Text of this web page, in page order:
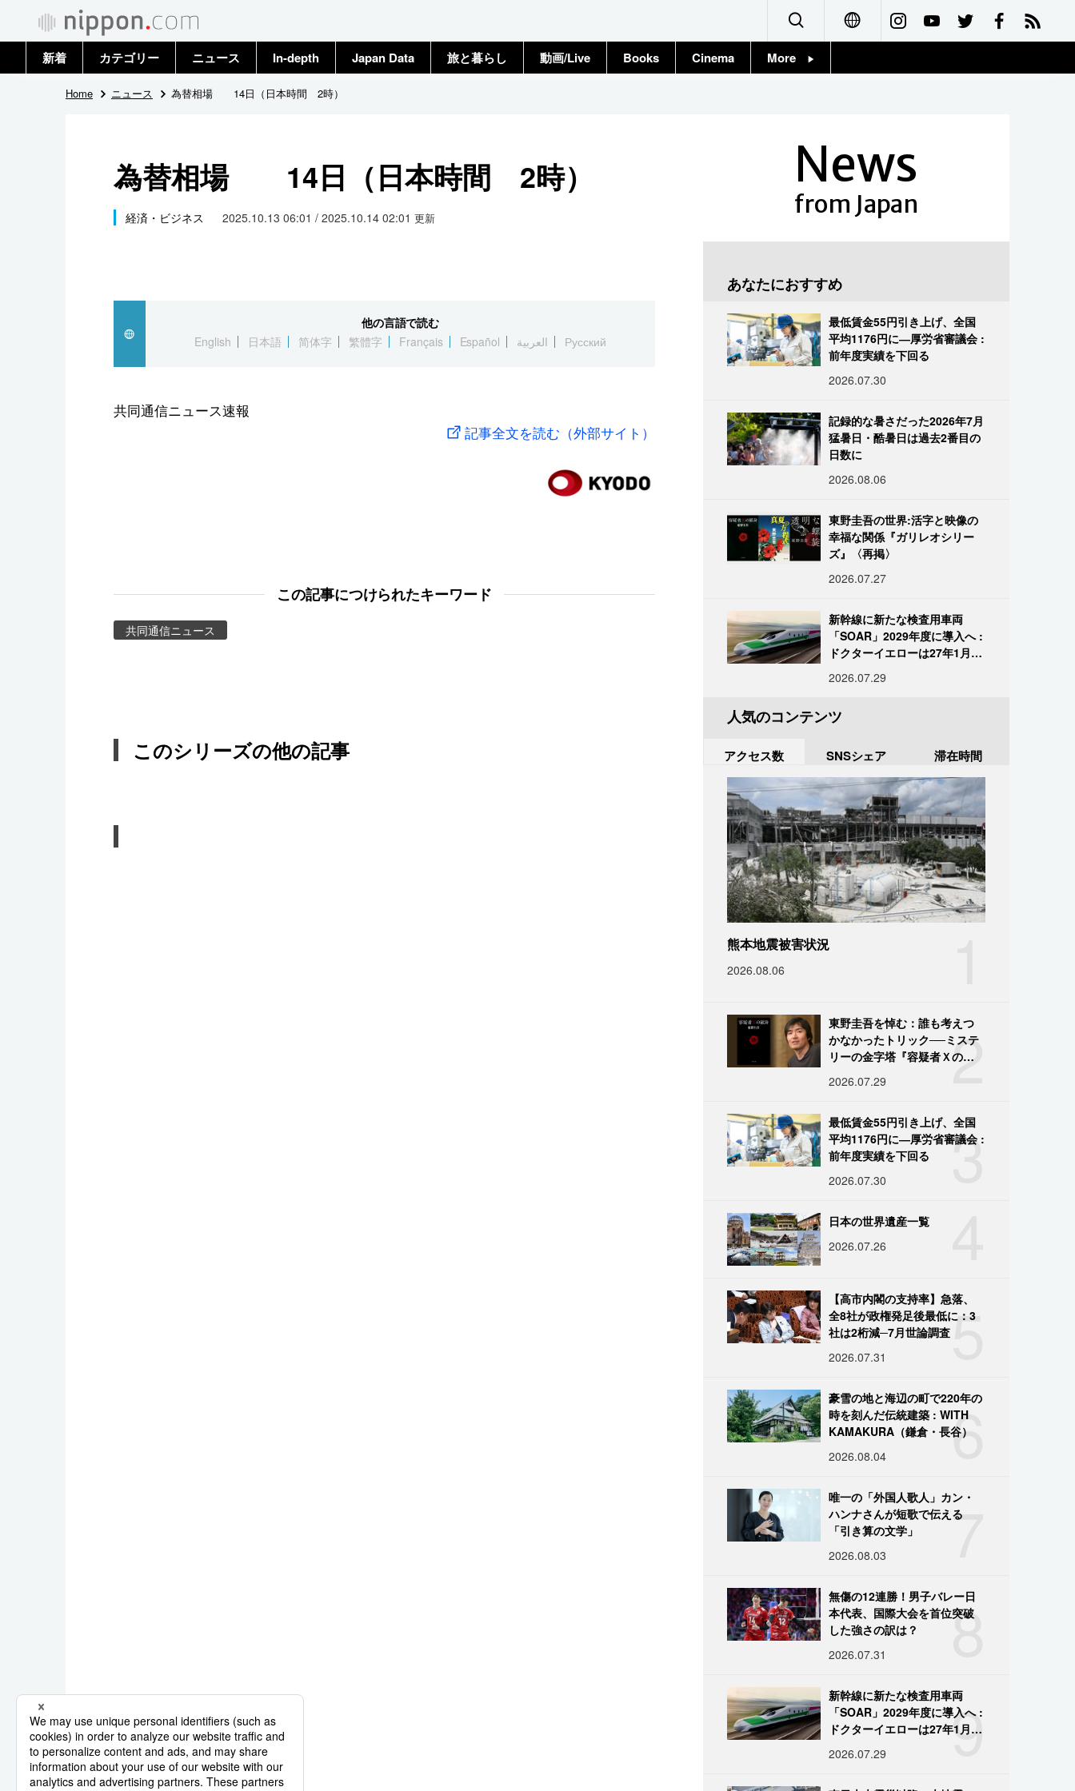
Français
新着 カテゴリー
政治・外交
国際
科学・技術
暮らし
ニュース
トップ
In-depth Japan Data 旅と暮らし 動画/Live Books Cinema More
Home ニュース 為替相場 14日（日本時間 2時）
為替相場 14日（日本時間 2時）
経済・ビジネス 2025.10.13 06:01 / 2025.10.14 02:01 更新
他の言語で読む
English
日本語 简体字 繁體字 Français Español العربية Русский
共同通信ニュース速報
記事全文を読む（外部サイト）
この記事につけられたキーワード
共同通信ニュース
このシリーズの他の記事
News
from Japan
あなたにおすすめ
最低賃金55円引き上げ、全国
平均1176円に―厚労省審議会 :
前年度実績を下回る
2026.07.30
記録的な暑さだった2026年7月
猛暑日・酷暑日は過去2番目の
日数に
2026.08.06
東野圭吾の世界:活字と映像の
幸福な関係『ガリレオシリー
ズ』〈再掲〉
2026.07.27
新幹線に新たな検査用車両
「SOAR」2029年度に導入へ :
ドクターイエローは27年1月に
2026.07.29
人気のコンテンツ
アクセス数 SNSシェア 滞在時間
熊本地震被害状況
2026.08.06
2
東野圭吾を悼む：誰も考えつ
かなかったトリック──ミステ
リーの金字塔『容疑者Ｘの献
2026.07.29
3
最低賃金55円引き上げ、全国
平均1176円に―厚労省審議会 :
前年度実績を下回る
2026.07.30
日本の世界遺産一覧
2026.07.26
5
【高市内閣の支持率】急落、
全8社が政権発足後最低に：3
社は2桁減─7月世論調査
2026.07.31
6
豪雪の地と海辺の町で220年の
時を刻んだ伝統建築 : WITH
KAMAKURA（鎌倉・長谷）
2026.08.04
7
唯一の「外国人歌人」カン・
ハンナさんが短歌で伝える
「引き算の文学」
2026.08.03
8
無傷の12連勝！男子バレー日
本代表、国際大会を首位突破
した強さの訳は？
2026.07.31
9
新幹線に新たな検査用車両
「SOAR」2029年度に導入へ :
ドクターイエローは27年1月に
2026.07.29